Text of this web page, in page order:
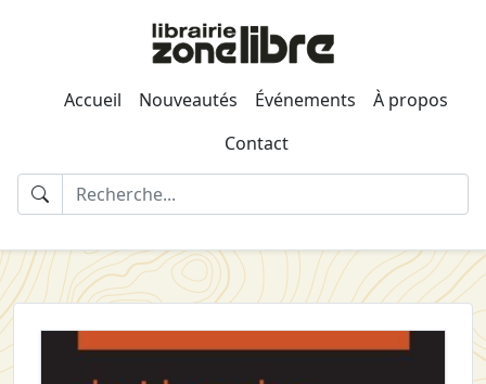
Accueil Nouveautés Événements
À propos
Contact